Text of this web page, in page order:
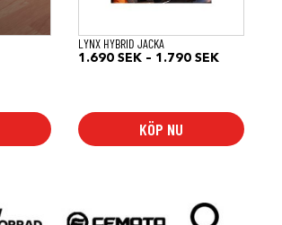
LYNX HYBRID JACKA
1.690SEK – 1.790SEK
KÖP NU
på
produktsidan